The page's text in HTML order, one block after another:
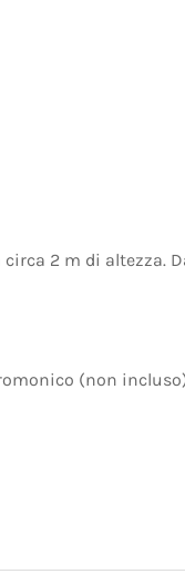
2 m di altezza.
(non